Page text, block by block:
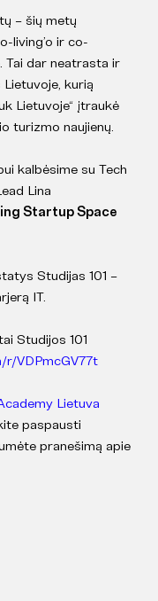
– šių metų
living’o ir co-
Tai dar neatrasta ir
kurią
Lietuvoje“ įtraukė
turizmo naujienų.
kalbėsime su Tech
Lina
Startup Space
Studijas 101 –
IT.
Studijos 101
VDPmcGV77t
Lietuva
paspausti
pranešimą apie